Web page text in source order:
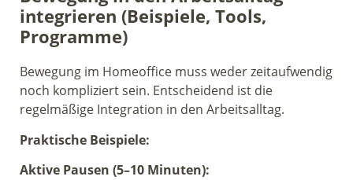
integrieren (Beispiele, Tools,
Programme)
Bewegung im Homeoffice muss weder zeitaufwendig
noch kompliziert sein. Entscheidend ist die
regelmäßige Integration in den Arbeitsalltag.
Praktische Beispiele:
Aktive Pausen (5–10 Minuten):